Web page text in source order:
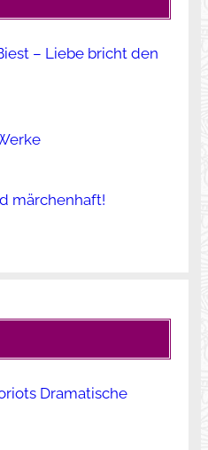
– Liebe bricht den
märchenhaft!
Dramatische